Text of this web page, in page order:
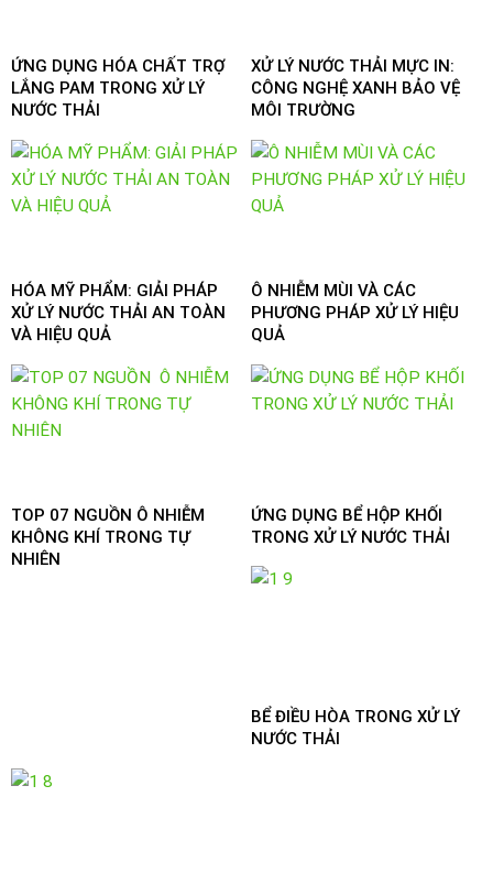
ỨNG DỤNG HÓA CHẤT TRỢ
LẮNG PAM TRONG XỬ LÝ
NƯỚC THẢI
XỬ LÝ NƯỚC THẢI MỰC IN:
CÔNG NGHỆ XANH BẢO VỆ
MÔI TRƯỜNG
HÓA MỸ PHẨM: GIẢI PHÁP
XỬ LÝ NƯỚC THẢI AN TOÀN
VÀ HIỆU QUẢ
Ô NHIỄM MÙI VÀ CÁC
PHƯƠNG PHÁP XỬ LÝ HIỆU
QUẢ
TOP 07 NGUỒN Ô NHIỄM
KHÔNG KHÍ TRONG TỰ
NHIÊN
ỨNG DỤNG BỂ HỘP KHỐI
TRONG XỬ LÝ NƯỚC THẢI
BỂ ĐIỀU HÒA TRONG XỬ LÝ
NƯỚC THẢI